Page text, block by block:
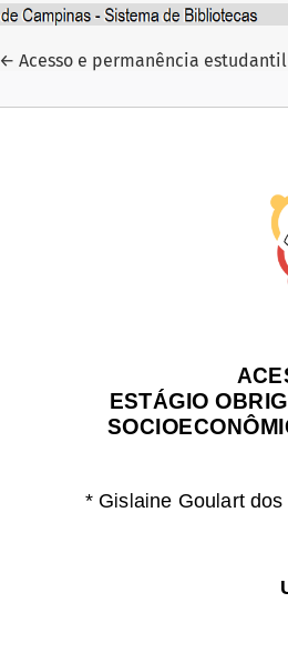
←Voltar aos Detalhes do Artigo
Acesso e permanência estudantil